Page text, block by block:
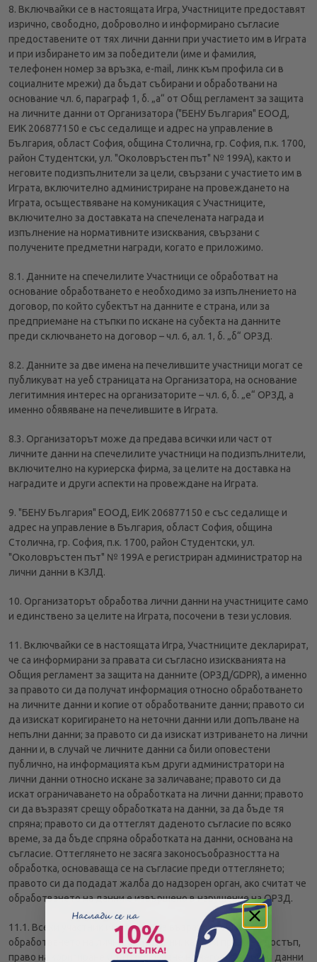
8. Включвайки се в настоящата Игра, Участниците предоставят
изрично, свободно, доброволно и информирано съгласие
предоставените от тях лични данни при участието им в Играта
и при избирането им за победители (име и фамилия,
телефонен номер за връзка, e-mail, линк към профила си в
социалните мрежи) да бъдат събирани и обработвани на
основание чл. 6, параграф 1, б. „а“ от Общ регламент за защита
на личните данни от Организатора ("БЕНУ България" ЕООД,
ЕИК 206877150 е със седалище и адрес на управление в
България, област София, община Столична, гр. София, п.к. 1700,
район Студентски, ул. "Околовръстен път" № 199А), както и
неговите подизпълнители за цели, свързани с участието им в
Играта, включително администриране на провеждането на
Играта, осъществяване на комуникация с Участниците,
включително за доставката на спечелената награда и
изпълнение на нормативните изисквания, свързани с
получените предметни награди, когато е приложимо.
8.1. Данните на спечелилите Участници се обработват на
основание обработването е необходимо за изпълнението на
договор, по който субектът на данните е страна, или за
предприемане на стъпки по искане на субекта на данните
преди сключването на договор – чл. 6, ал. 1, б. „б“ ОРЗД.
8.2. Данните за две имена на печелившите участници могат се
публикуват на уеб страницата на Организатора, на основание
легитимния интерес на организаторите – чл. 6, б. „е“ ОРЗД, а
именно обявяване на печелившите в Играта.
8.3. Организаторът може да предава всички или част от
личните данни на спечелилите участници на подизпълнители,
включително на куриерска фирма, за целите на доставка на
наградите и други аспекти на провеждане на Играта.
9. "БЕНУ България" ЕООД, ЕИК 206877150 е със седалище и
адрес на управление в България, област София, община
Столична, гр. София, п.к. 1700, район Студентски, ул.
"Околовръстен път" № 199А е регистриран администратор на
лични данни в КЗЛД.
10. Организаторът обработва лични данни на участниците само
и единствено за целите на Играта, посочени в тези условия.
11. Включвайки се в настоящата Игра, Участниците декларират,
че са информирани за правата си съгласно изискванията на
Общия регламент за защита на данните (ОРЗД/GDPR), а именно
за правото си да получат информация относно обработването
на личните данни и копие от обработваните данни; правото си
да изискат коригирането на неточни данни или допълване на
непълни данни; за правото си да изискат изтриването на лични
данни и, в случай че личните данни са били оповестени
публично, на информацията към други администратори на
лични данни относно искане за заличаване; правото си да
искат ограничаването на обработката на лични данни; правото
си да възразят срещу обработката на данни, за да бъде тя
спряна; правото си да оттеглят даденото съгласие по всяко
време, за да бъде спряна обработката на данни, основана на
съгласие. Оттеглянето не засяга законосъобразността на
обработка, основаваща се на съгласие преди оттеглянето;
правото си да подадат жалба до надзорен орган, ако считат че
обработването на данни е извършено в нарушение на ОРЗД.
11.1. Всеки участник има право да възрази срещу
обработването на личните му данни, както и право на достъп,
право на коригиране или изключване на неговите лични данни